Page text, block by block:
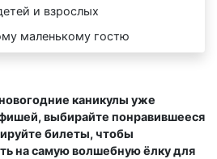
и взрослых
маленькому гостю
каникулы уже
выбирайте понравившееся
билеты, чтобы
на самую волшебную ёлку для